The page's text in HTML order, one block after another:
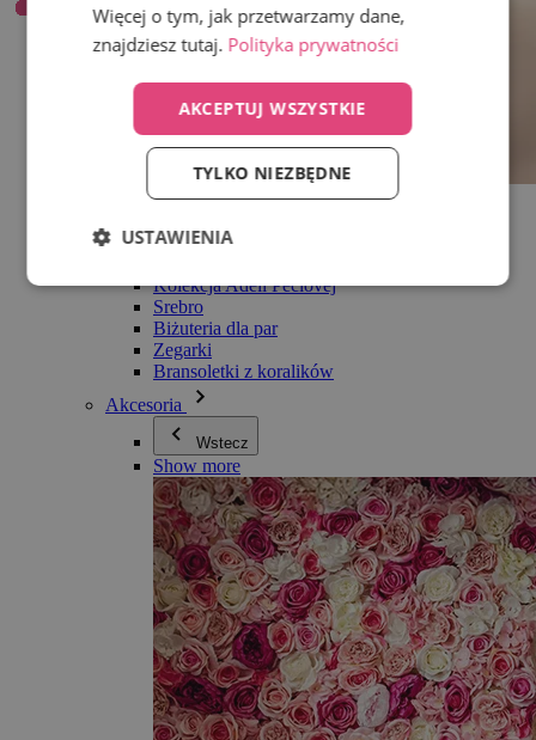
Wszystko w kategorii Biżuteria
Bransoletki
Kolekcja Adéli Pečlovej
Srebro
Biżuteria dla par
Zegarki
Bransoletki z koralików
Akcesoria
Wstecz
Show more
Więcej o tym, jak przetwarzamy dane,
znajdziesz tutaj. Polityka prywatności
AKCEPTUJ WSZYSTKIE
TYLKO NIEZBĘDNE
USTAWIENIA